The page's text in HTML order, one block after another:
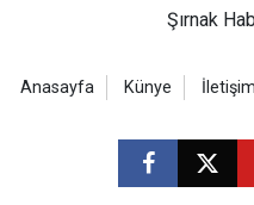
Şırnak
Anasayfa Künye İletişim